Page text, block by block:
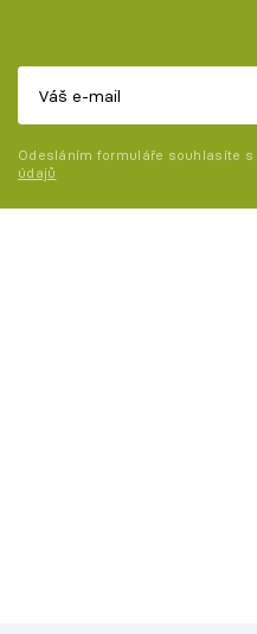
Odesláním formuláře souhlasíte s
údajů